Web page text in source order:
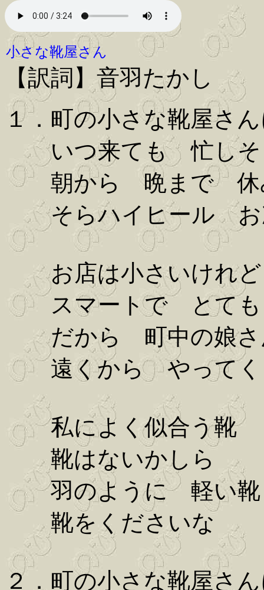
小さな靴屋さん
【訳詞】音羽たかし
１．町の小さな靴屋さ
いつ来ても 忙しそ
朝から 晩まで 休
そらハイヒール お
お店は小さいけれど
スマートで とても
だから 町中の娘さ
遠くから やってく
私によく似合う靴
靴はないかしら
羽のように 軽い靴
靴をくださいな
２．町の小さな靴屋さ